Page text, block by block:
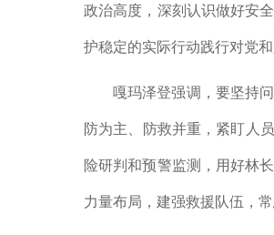
政治高度，深刻认识做好安
护稳定的实际行动践行对党和
嘎玛泽登强调，要坚持
防为主、防救并重，紧盯人
险研判和预警监测，用好林
力量布局，建强救援队伍，